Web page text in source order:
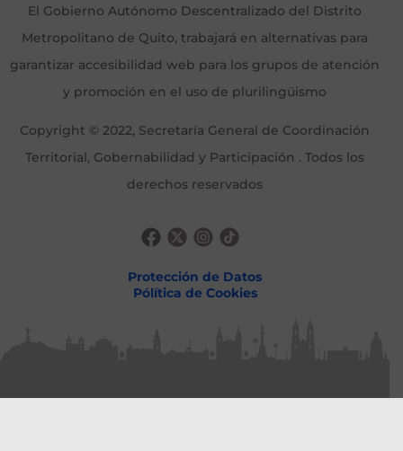
El Gobierno Autónomo Descentralizado del Distrito
Metropolitano de Quito, trabajará en alternativas para
garantizar accesibilidad web para los grupos de atención
y promoción en el uso de plurilingüismo
Copyright © 2022, Secretaría General de Coordinación
Territorial, Gobernabilidad y Participación . Todos los
derechos reservados
Protección de Datos
Pólítica de Cookies